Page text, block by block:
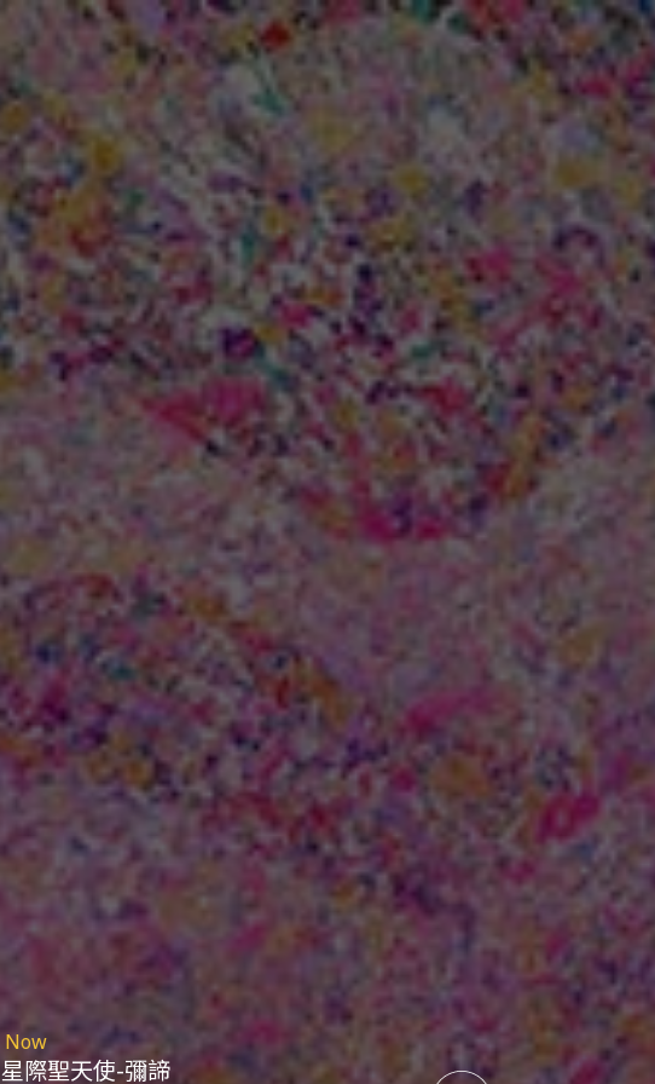
Now
星際聖天使-彌諦